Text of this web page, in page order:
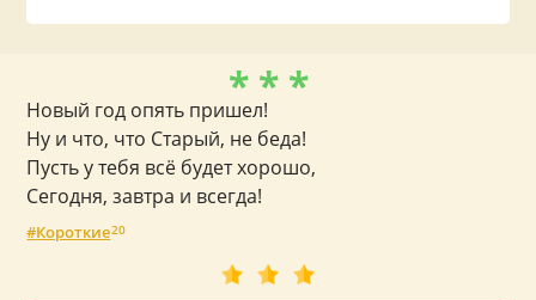
* * *
Новый год опять пришел!
Ну и что, что Старый, не беда!
Пусть у тебя всё будет хорошо,
Сегодня, завтра и всегда!
Короткие20